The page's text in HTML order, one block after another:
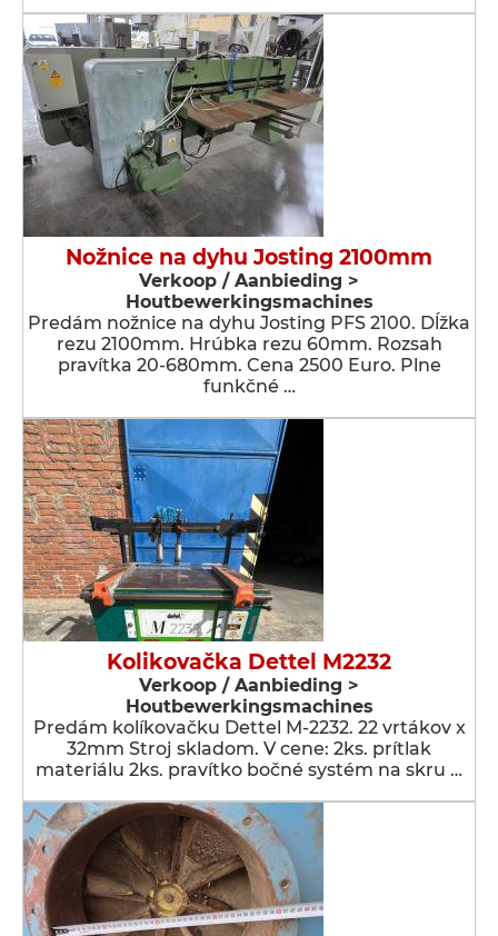
Nožnice na dyhu Josting 2100mm
Verkoop / Aanbieding >
Houtbewerkingsmachines
Predám nožnice na dyhu Josting PFS 2100. Dĺžka
rezu 2100mm. Hrúbka rezu 60mm. Rozsah
pravítka 20-680mm. Cena 2500 Euro. Plne
funkčné …
Kolikovačka Dettel M2232
Verkoop / Aanbieding >
Houtbewerkingsmachines
Predám kolíkovačku Dettel M-2232. 22 vrtákov x
32mm Stroj skladom. V cene: 2ks. prítlak
materiálu 2ks. pravítko bočné systém na skru …